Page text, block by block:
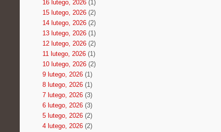
16 lutego, 2026(1)
15 lutego, 2026(2)
14 lutego, 2026(2)
13 lutego, 2026(1)
12 lutego, 2026(2)
11 lutego, 2026(1)
10 lutego, 2026(2)
9 lutego, 2026(1)
8 lutego, 2026(1)
7 lutego, 2026(3)
6 lutego, 2026(3)
5 lutego, 2026(2)
4 lutego, 2026(2)